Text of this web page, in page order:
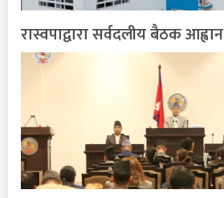
रास्वपाद्वारा सर्वदलीय बैठक आह्वान